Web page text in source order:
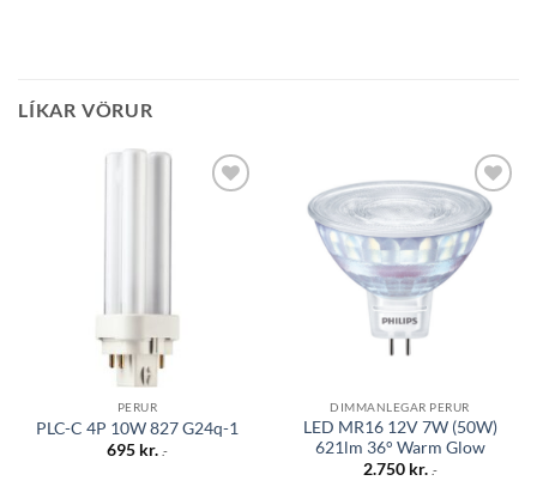
LÍKAR VÖRUR
PERUR
PLC-C 4P 10W 827 G24q-1
695 kr. .-
Bæta á
óskalista
DIMMANLEGAR PERUR
LED MR16 12V 7W (50W)
621lm 36° Warm Glow
2.750 kr. .-